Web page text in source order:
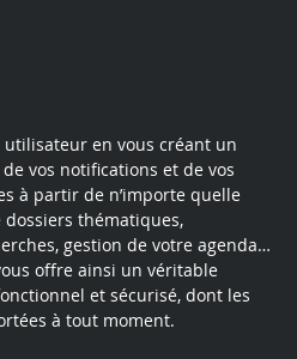
en vous créant un
vos notifications et de vos
à partir de n’importe quelle
thématiques,
gestion de votre agenda…
offre ainsi un véritable
et sécurisé, dont les
à tout moment.